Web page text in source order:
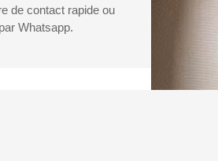
de contact rapide ou
par Whatsapp.